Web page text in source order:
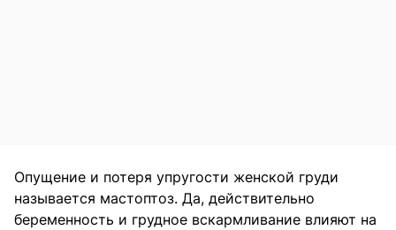
Опущение и потеря упругости женской груди
называется мастоптоз. Да, действительно
беременность и грудное вскармливание влияют на